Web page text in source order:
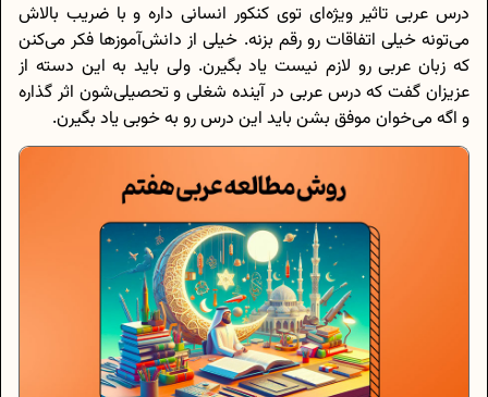
درس عربی تاثیر ویژه‌ای توی کنکور انسانی داره و با ضریب بالاش
می‌تونه خیلی اتفاقات رو رقم بزنه. خیلی از دانش‌آموز‌ها فکر می‌کنن
که زبان عربی رو لازم نیست یاد بگیرن. ولی باید به این دسته از
عزیزان گفت که درس عربی در آینده‌ شغلی و تحصیلی‌شون اثر گذاره
و اگه می‌خوان موفق بشن باید این درس رو به خوبی یاد بگیرن.